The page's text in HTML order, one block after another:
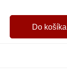
Do košíka